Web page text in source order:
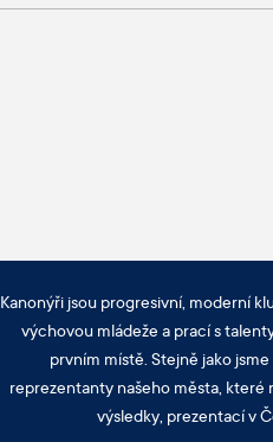
Kanonýři jsou progresivní, moderní
výchovou mládeže a prací s
prvním místě. Stejně jako
reprezentanty našeho města, které
výsledky, prezentací v